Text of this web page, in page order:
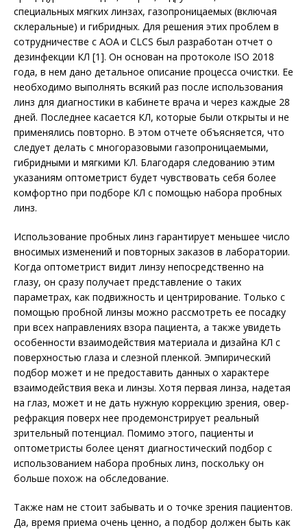
специальных мягких линзах, газопроницаемых (включая
склеральные) и гибридных. Для решения этих проблем в
сотрудничестве с AOA и CLCS был разработан отчет о
дезинфекции КЛ [1]. Он основан на протоколе ISO 2018
года, в нем дано детальное описание процесса очистки. Ее
необходимо выполнять всякий раз после использования
линз для диагностики в кабинете врача и через каждые 28
дней. Последнее касается КЛ, которые были открыты и не
применялись повторно. В этом отчете объясняется, что
следует делать с многоразовыми газопроницаемыми,
гибридными и мягкими КЛ. Благодаря следованию этим
указаниям оптометрист будет чувствовать себя более
комфортно при подборе КЛ с помощью набора пробных
линз.
Использование пробных линз гарантирует меньшее число
вносимых изменений и повторных заказов в лаборатории.
Когда оптометрист видит линзу непосредственно на
глазу, он сразу получает представление о таких
параметрах, как подвижность и центрирование. Только с
помощью пробной линзы можно рассмотреть ее посадку
при всех направлениях взора пациента, а также увидеть
особенности взаимодействия материала и дизайна КЛ с
поверхностью глаза и слезной пленкой. Эмпирический
подбор может и не предоставить данных о характере
взаимодействия века и линзы. Хотя первая линза, надетая
на глаз, может и не дать нужную коррекцию зрения, овер-
рефракция поверх нее продемонстрирует реальный
зрительный потенциал. Помимо этого, пациенты и
оптометристы более ценят диагностический подбор с
использованием набора пробных линз, поскольку он
больше похож на обследование.
Также нам не стоит забывать и о точке зрения пациентов.
Да, время приема очень ценно, а подбор должен быть как